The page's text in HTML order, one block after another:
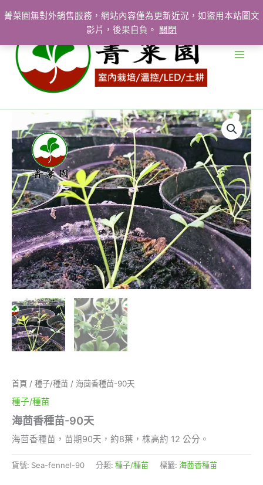
菁菜園無對外銷售服務，網站內容僅為更新近況，如盜用本站圖文
影片，後果自負。
關閉
至
要
首頁 / 種子/種苗 / 海茴香種苗-90天
種子/種苗
海茴香種苗-90天
海茴香種苗，苗期90天，約8葉，株高約 12 公分。
貨號: Sea-fennel-90 分類: 種子/種苗 標籤: 海茴香種苗